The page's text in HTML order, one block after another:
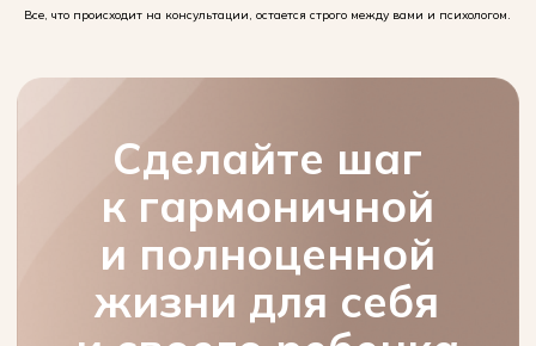
Все, что происходит на консультации, остается строго между вами и психологом.